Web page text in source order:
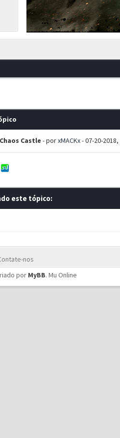
Castle - porxMACKx- 07-20-2018,
este tópico:
nos
por MyBB. Mu Online